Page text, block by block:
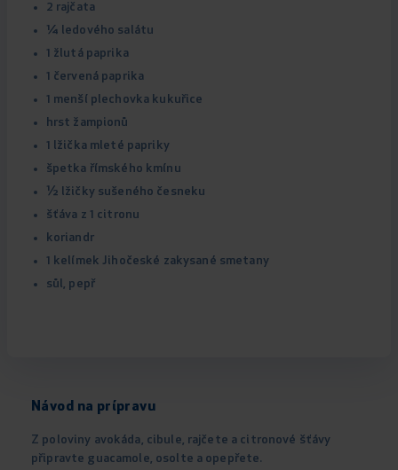
2 rajčata
¼ ledového salátu
1 žlutá paprika
1 červená paprika
1 menší plechovka kukuřice
hrst žampionů
1 lžička mleté papriky
špetka římského kmínu
½ lžičky sušeného česneku
šťáva z 1 citronu
koriandr
1 kelímek Jihočeské zakysané smetany
sůl, pepř
Návod na prípravu
Z poloviny avokáda, cibule, rajčete a citronové šťávy
připravte guacamole, osolte a opepřete.